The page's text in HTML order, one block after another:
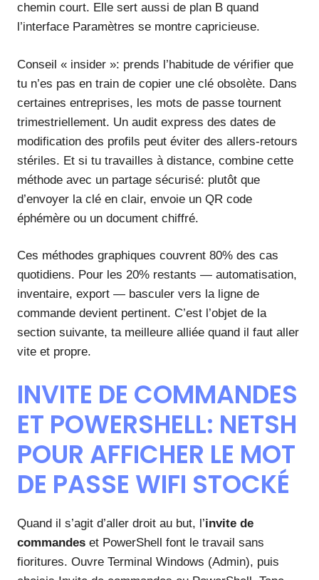
chemin court. Elle sert aussi de plan B quand
l’interface Paramètres se montre capricieuse.
Conseil « insider »: prends l’habitude de vérifier que
tu n’es pas en train de copier une clé obsolète. Dans
certaines entreprises, les mots de passe tournent
trimestriellement. Un audit express des dates de
modification des profils peut éviter des allers-retours
stériles. Et si tu travailles à distance, combine cette
méthode avec un partage sécurisé: plutôt que
d’envoyer la clé en clair, envoie un QR code
éphémère ou un document chiffré.
Ces méthodes graphiques couvrent 80% des cas
quotidiens. Pour les 20% restants — automatisation,
inventaire, export — basculer vers la ligne de
commande devient pertinent. C’est l’objet de la
section suivante, ta meilleure alliée quand il faut aller
vite et propre.
INVITE DE COMMANDES
ET POWERSHELL: NETSH
POUR AFFICHER LE MOT
DE PASSE WIFI STOCKÉ
Quand il s’agit d’aller droit au but, l’invite de
commandes et PowerShell font le travail sans
fioritures. Ouvre Terminal Windows (Admin), puis